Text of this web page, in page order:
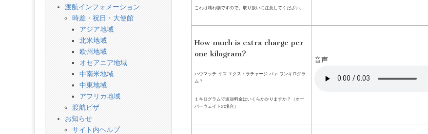
これは壊れ物ですので、取り扱いに注意してください。
How much is extra charge per
one kilogram?
ハウマッチ イズ エクストラチャージ パァ ワンキログラ
ム？
１キログラムで追加料金はいくらかかりますか？（オー
バーウェイトの場合）
音声
渡航インフォメーション
時差・祝日・大使館
アジア地域
北米地域
欧州地域
オセアニア地域
中南米地域
中東地域
アフリカ地域
渡航ビザ
お知らせ
サイト内ヘルプ